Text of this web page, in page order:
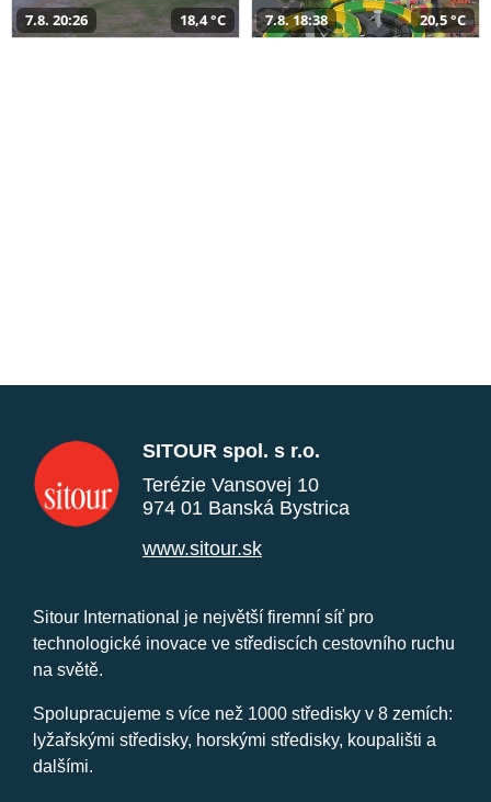
7.8. 20:26 18,4 °C 7.8. 18:38 20,5 °C
SITOUR spol. s r.o.
Terézie Vansovej 10
974 01 Banská Bystrica
www.sitour.sk
Sitour International je největší firemní síť pro
technologické inovace ve střediscích cestovního ruchu
na světě.
Spolupracujeme s více než 1000 středisky v 8 zemích:
lyžařskými středisky, horskými středisky, koupališti a
dalšími.